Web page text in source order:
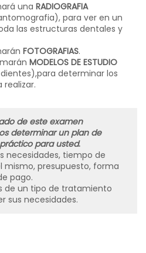
una RADIOGRAFIA
para ver en un
las estructuras dentales y
FOTOGRAFIAS.
MODELOS DE ESTUDIO
determinar los
realizar.
de este examen
determinar un plan de
para usted.
necesidades, tiempo de
mismo, presupuesto, forma
pago.
de un tipo de tratamiento
sus necesidades.